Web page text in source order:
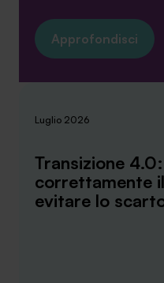
Approfondisci
Luglio 2026
Transizione
correttamente
evitare lo